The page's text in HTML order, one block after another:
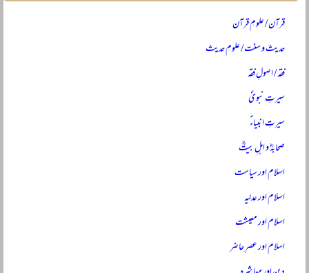
قرآن / علومِ قرآن
حدیث و سنت / علومِ حدیث
فقہ / اصولِ فقہ
سیرتِ نبویؐ
سیرتِ انبیاءؑ
صحابہؓ و اہلِ بیتؓ
اسلام اور سیاست
اسلام اور عدلیہ
اسلام اور معیشت
اسلام اور عصرِ حاضر